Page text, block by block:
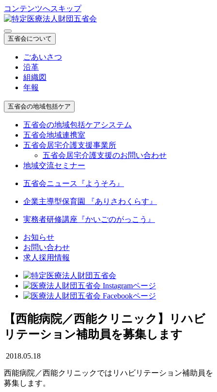
コンテンツへスキップ
五省会について
ごあいさつ
沿革
組織図
年報
五省会の地域包括ケア
五省会の地域包括ケアシステム
五省会地域連携室
五省会居宅介護支援事業所
五省会居宅介護支援のお問い合わせ
地域交流セミナー
五省会ニュース『ようそろ』
企業主導型保育園 『ありさわくらす』
実務者研修講座 『かいごのがっこう』
お知らせ
お問い合わせ
求人採用情報
【西能病院／西能クリニック】リハビ
リテーション補助員を募集します
2018.05.18
西能病院／西能クリニックではリハビリテーション補助員を
募集します。